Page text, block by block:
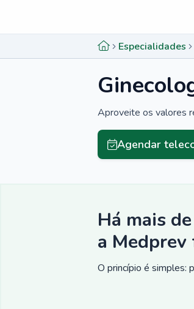
Especialidades
Aproveite os valores
Agendar
Há mais
a Medprev
O princípio é simples: